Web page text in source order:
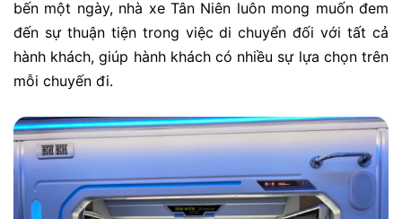
bến một ngày, nhà xe Tân Niên luôn mong muốn đem
đến sự thuận tiện trong việc di chuyển đối với tất cả
hành khách, giúp hành khách có nhiều sự lựa chọn trên
mỗi chuyến đi.